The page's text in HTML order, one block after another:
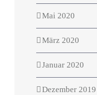
Mai 2020
März 2020
Januar 2020
Dezember 2019